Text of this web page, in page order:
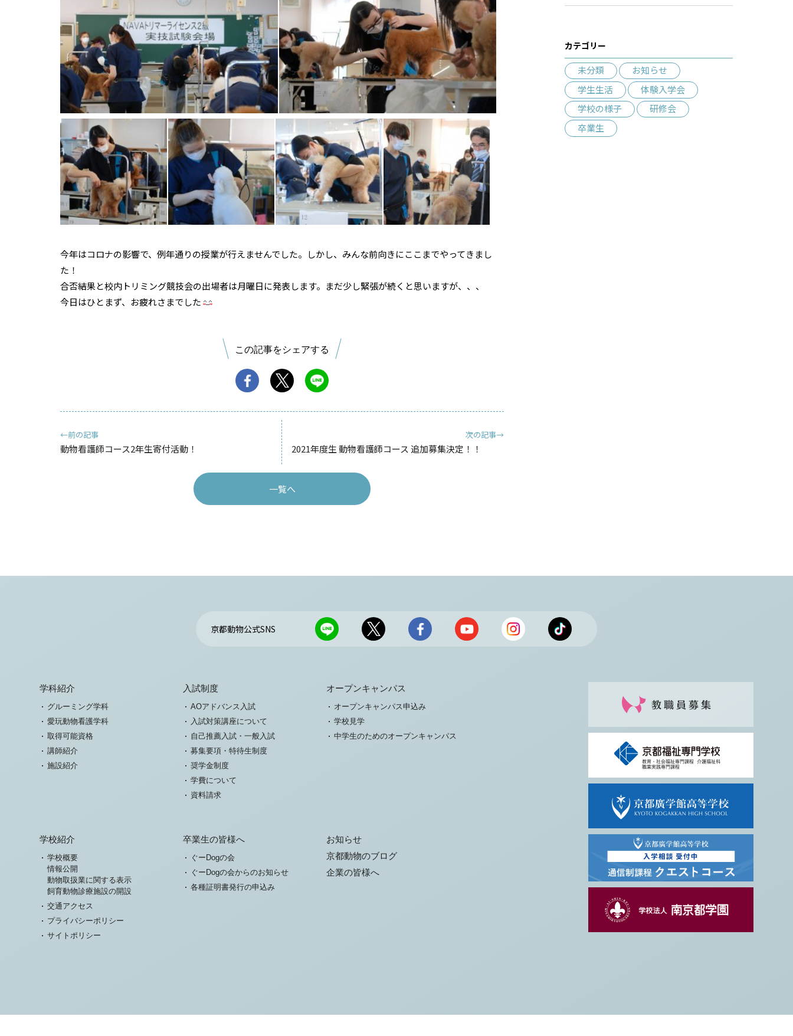
今年はコロナの影響で、例年通りの授業が行えませんでした。しかし、みんな前向きにここまでやってきまし
た！
合否結果と校内トリミング競技会の出場者は月曜日に発表します。まだ少し緊張が続くと思いますが、、、
今日はひとまず、お疲れさまでした
この記事をシェアする
←前の記事
動物看護師コース2年生寄付活動！
次の記事→
2021年度生 動物看護師コース 追加募集決定！！
一覧へ
カテゴリー
未分類
お知らせ
学生生活
体験入学会
学校の様子
研修会
卒業生
京都動物公式SNS
学科紹介
グルーミング学科
愛玩動物看護学科
取得可能資格
講師紹介
施設紹介
入試制度
AOアドバンス入試
入試対策講座について
自己推薦入試・一般入試
募集要項・特待生制度
奨学金制度
学費について
資料請求
オープンキャンパス
オープンキャンパス申込み
学校見学
中学生のためのオープンキャンパス
学校紹介
学校概要
情報公開
動物取扱業に関する表示
飼育動物診療施設の開設
交通アクセス
プライバシーポリシー
サイトポリシー
卒業生の皆様へ
ぐーDogの会
ぐーDogの会からのお知らせ
各種証明書発行の申込み
お知らせ
京都動物のブログ
企業の皆様へ